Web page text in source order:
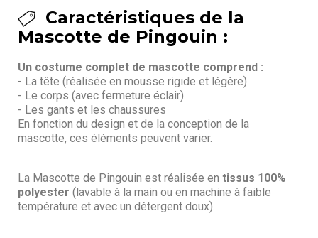
Caractéristiques de la
Mascotte de Pingouin :
Un costume complet de mascotte comprend :
- La tête (réalisée en mousse rigide et légère)
- Le corps (avec fermeture éclair)
- Les gants et les chaussures
En fonction du design et de la conception de la
mascotte, ces éléments peuvent varier.
La Mascotte de Pingouin est réalisée en tissus 100%
polyester (lavable à la main ou en machine à faible
température et avec un détergent doux).